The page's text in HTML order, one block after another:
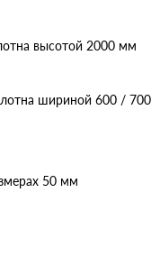
высотой 2000 мм
шириной 600 / 700
50 мм